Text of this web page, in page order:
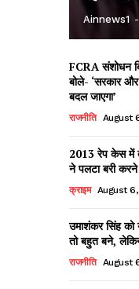
Ainnews1 -
FCRA संशोधन
बोले- ‘सरकार
बदल जाएगा’
राजनीति August
2013 रेप केस में
ने पलटा बरी
क्राइम August
उमाशंकर सिंह को
तो बहुत बने,
राजनीति August